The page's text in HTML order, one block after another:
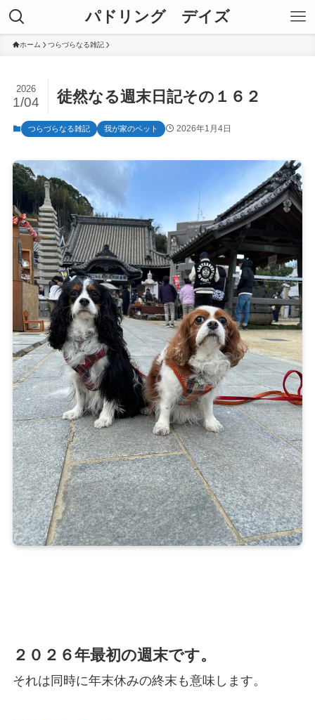
パドリング デイズ
ホーム つらづらなる雑記
徒然なる週末日記その１６２
2026
1/04
つらづらなる雑記 我が家のペット 2026年1月4日
２０２６年最初の週末です。
それは同時に年末休みの終末も意味します。